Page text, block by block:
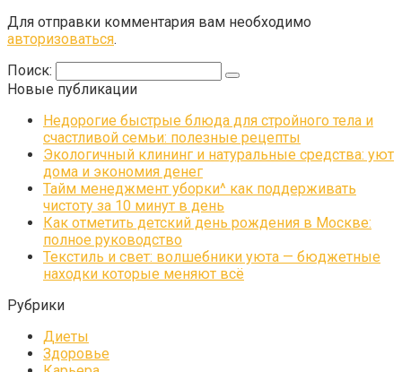
Для отправки комментария вам необходимо
авторизоваться.
Поиск:
Новые публикации
Недорогие быстрые блюда для стройного тела и
счастливой семьи: полезные рецепты
Экологичный клининг и натуральные средства: уют
дома и экономия денег
Тайм менеджмент уборки^ как поддерживать
чистоту за 10 минут в день
Как отметить детский день рождения в Москве:
полное руководство
Текстиль и свет: волшебники уюта — бюджетные
находки которые меняют всё
Рубрики
Диеты
Здоровье